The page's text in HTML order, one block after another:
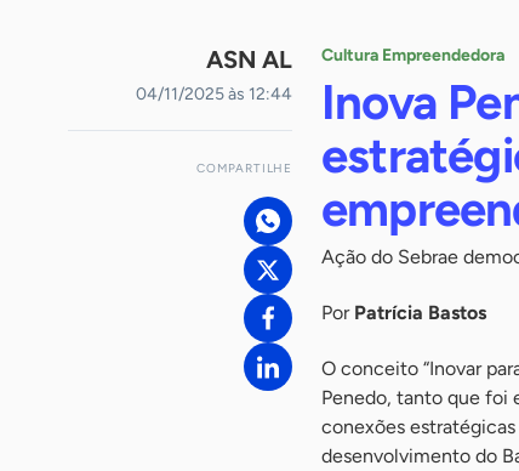
ASN AL
04/11/2025 às 12:44
COMPARTILHE
Cultura Empreendedora
Inova
Ação do Sebrae
Por Patrícia Bastos
O conceito “Inovar
Penedo, tanto que foi
conexões
desenvolvimento do